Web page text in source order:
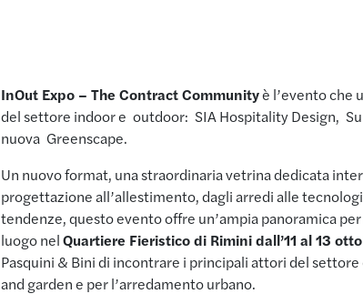
InOut Expo – The Contract Communityè l’evento che
del settore indoor e outdoor: SIA Hospitality Design,
nuova Greenscape.
Un nuovo format, una straordinaria vetrina dedicata
progettazione all’allestimento, dagli arredi alle
tendenze, questo evento offre un’ampia panoramica
luogo nelQuartiere Fieristico di Rimini dall’11 al 13
Pasquini & Bini di incontrare i principali attori del
and garden e per l’arredamento urbano.